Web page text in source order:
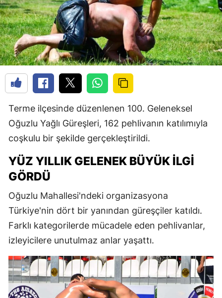
Terme ilçesinde düzenlenen 100. Geleneksel
Oğuzlu Yağlı Güreşleri, 162 pehlivanın katılımıyla
coşkulu bir şekilde gerçekleştirildi.
YÜZ YILLIK GELENEK BÜYÜK İLGI
GÖRDÜ
Oğuzlu Mahallesi'ndeki organizasyona
Türkiye'nin dört bir yanından güreşçiler katıldı.
Farklı kategorilerde mücadele eden pehlivanlar,
izleyicilere unutulmaz anlar yaşattı.